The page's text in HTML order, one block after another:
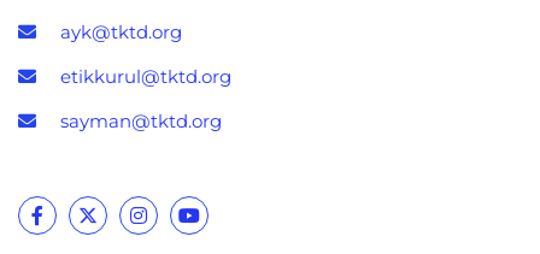
ayk@tktd.org
etikkurul@tktd.org
sayman@tktd.org